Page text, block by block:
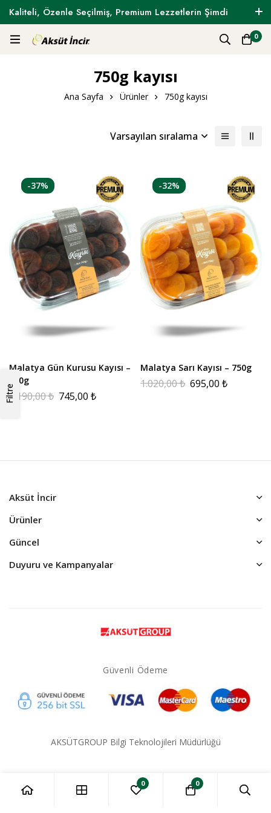
Kaliteli, Özenle Seçilmiş, Premium Lezzetlerin Şimdi
Tam Zamanı !
0
750g kayısı
Ana Sayfa Ürünler 750g kayısı
Filtre
Varsayılan sıralama
-37%
Malatya Gün Kurusu Kayısı –
750g
1.190,00₺ 745,00 ₺
-32%
Malatya Sarı Kayısı – 750g
1.020,00₺ 695,00 ₺
Aksüt İncir
Ürünler
Güncel
Duyuru ve Kampanyalar
Güvenli Ödeme
AKSÜTGROUP Bilgi Teknolojileri Müdürlüğü
0 0